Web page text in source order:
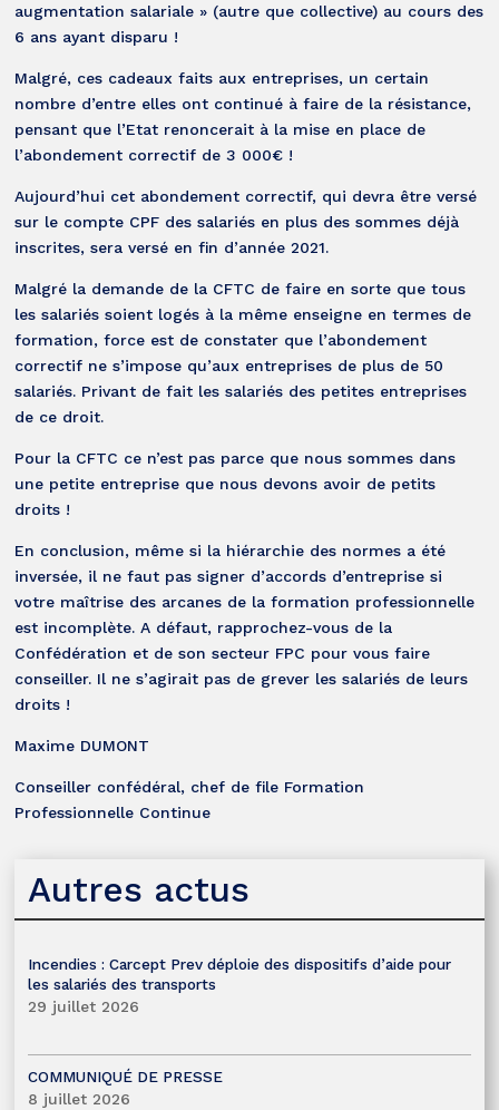
augmentation salariale » (autre que collective) au cours des
6 ans ayant disparu !
Malgré, ces cadeaux faits aux entreprises, un certain
nombre d’entre elles ont continué à faire de la résistance,
pensant que l’Etat renoncerait à la mise en place de
l’abondement correctif de 3 000€ !
Aujourd’hui cet abondement correctif, qui devra être versé
sur le compte CPF des salariés en plus des sommes déjà
inscrites, sera versé en fin d’année 2021.
Malgré la demande de la CFTC de faire en sorte que tous
les salariés soient logés à la même enseigne en termes de
formation, force est de constater que l’abondement
correctif ne s’impose qu’aux entreprises de plus de 50
salariés. Privant de fait les salariés des petites entreprises
de ce droit.
Pour la CFTC ce n’est pas parce que nous sommes dans
une petite entreprise que nous devons avoir de petits
droits !
En conclusion, même si la hiérarchie des normes a été
inversée, il ne faut pas signer d’accords d’entreprise si
votre maîtrise des arcanes de la formation professionnelle
est incomplète. A défaut, rapprochez-vous de la
Confédération et de son secteur FPC pour vous faire
conseiller. Il ne s’agirait pas de grever les salariés de leurs
droits !
Maxime DUMONT
Conseiller confédéral, chef de file Formation
Professionnelle Continue
Autres actus
Incendies : Carcept Prev déploie des dispositifs d’aide pour
les salariés des transports
29 juillet 2026
COMMUNIQUÉ DE PRESSE
8 juillet 2026